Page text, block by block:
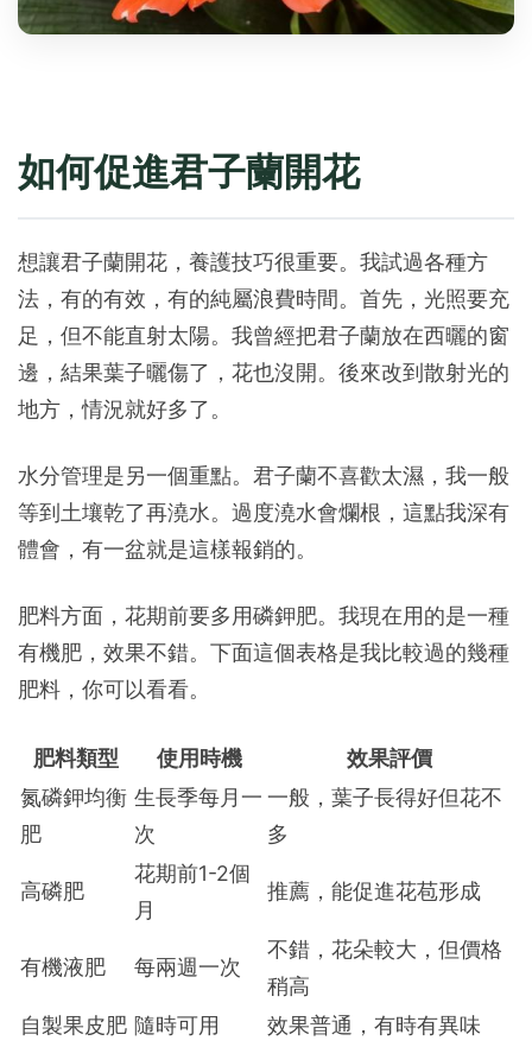
如何促進君子蘭開花
想讓君子蘭開花，養護技巧很重要。我試過各種方
法，有的有效，有的純屬浪費時間。首先，光照要充
足，但不能直射太陽。我曾經把君子蘭放在西曬的窗
邊，結果葉子曬傷了，花也沒開。後來改到散射光的
地方，情況就好多了。
水分管理是另一個重點。君子蘭不喜歡太濕，我一般
等到土壤乾了再澆水。過度澆水會爛根，這點我深有
體會，有一盆就是這樣報銷的。
肥料方面，花期前要多用磷鉀肥。我現在用的是一種
有機肥，效果不錯。下面這個表格是我比較過的幾種
肥料，你可以看看。
肥料類型 使用時機
效果評價
氮磷鉀均衡
肥
生長季每月一
次
一般，葉子長得好但花不
多
高磷肥
花期前1-2個
月
推薦，能促進花苞形成
有機液肥 每兩週一次
不錯，花朵較大，但價格
稍高
自製果皮肥 隨時可用 效果普通，有時有異味